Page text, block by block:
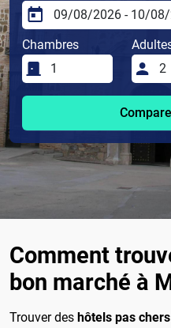
Chambres
Comment
bon marché à
Trouver des hôtels pas